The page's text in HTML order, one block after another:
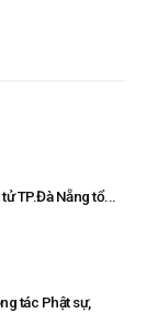
TP.Đà Nẵng tổ...
tác Phật sự,